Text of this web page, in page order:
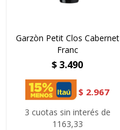
Garzòn Petit Clos Cabernet
Franc
$3.490
$ 2.967
3 cuotas sin interés de
1163,33